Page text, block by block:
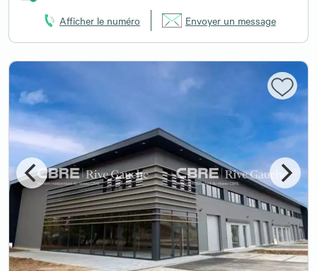
Afficher le numéro Envoyer un message